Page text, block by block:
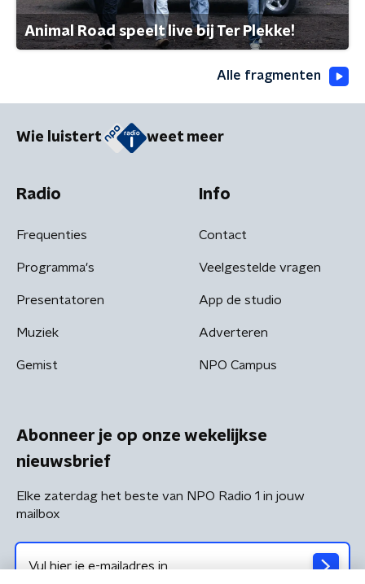
Animal Road speelt live bij Ter Plekke!
Alle fragmenten
Wie luistert weet meer
Radio
Frequenties
Programma's
Presentatoren
Muziek
Gemist
Info
Contact
Veelgestelde vragen
App de studio
Adverteren
NPO Campus
Abonneer je op onze wekelijkse
nieuwsbrief
Elke zaterdag het beste van NPO Radio 1 in jouw
mailbox